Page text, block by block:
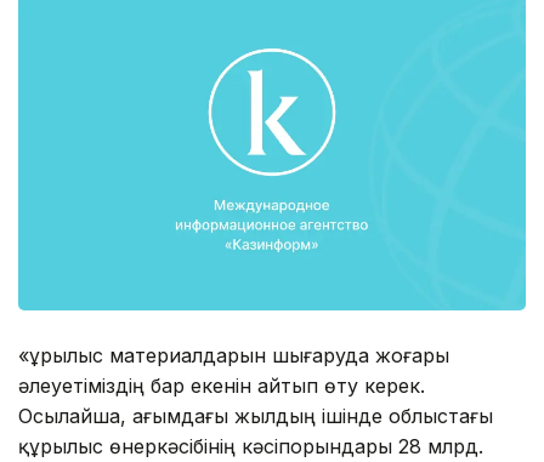
«Құрылыс материалдарын шығаруда жоғары
әлеуетіміздің бар екенін айтып өту керек.
Осылайша, ағымдағы жылдың ішінде облыстағы
құрылыс өнеркәсібінің кәсіпорындары 28 млрд.